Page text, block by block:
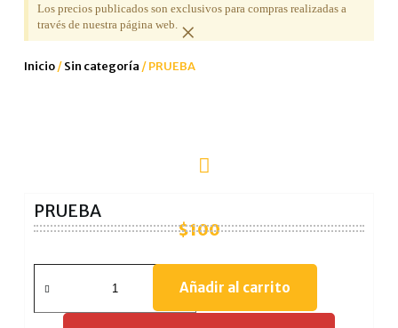
Los precios publicados son exclusivos para compras realizadas a
través de nuestra página web. ×
Inicio/Sin categoría / PRUEBA
PRUEBA
$100
Añadir al carrito